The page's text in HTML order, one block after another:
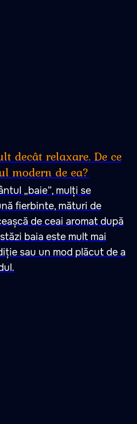
decât relaxare. De ce
modern de ea?
„baie”, mulți se
fierbinte, mături de
de ceai aromat după
baia este mult mai
sau un mod plăcut de a